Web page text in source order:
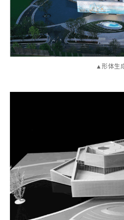
▲形体生